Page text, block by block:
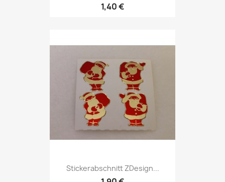
1,40 €
Stickerabschnitt ZDesign...